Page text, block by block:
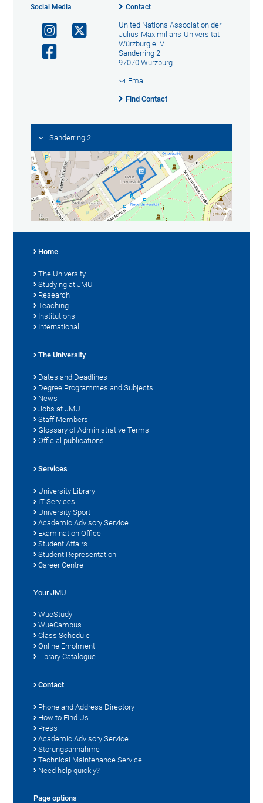
Social Media Contact
United Nations Association der
Julius-Maximilians-Universität
Würzburg e. V.
Sanderring 2
97070 Würzburg
Email
Find Contact
Sanderring 2
Home
The University
Studying at JMU
Research
Teaching
Institutions
International
The University
Dates and Deadlines
Degree Programmes and Subjects
News
Jobs at JMU
Staff Members
Glossary of Administrative Terms
Official publications
Services
University Library
IT Services
University Sport
Academic Advisory Service
Examination Office
Student Affairs
Student Representation
Career Centre
Your JMU
WueStudy
WueCampus
Class Schedule
Online Enrolment
Library Catalogue
Contact
Phone and Address Directory
How to Find Us
Press
Academic Advisory Service
Störungsannahme
Technical Maintenance Service
Need help quickly?
Page options